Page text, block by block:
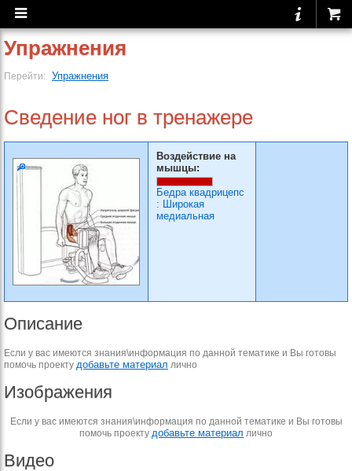
Упражнения
Перейти: Упражнения
Сведение ног в тренажере
Воздействие на
мышцы:
Бедра квадрицепс
: Широкая
медиальная
Описание
Если у вас имеются знания\информация по данной тематике и Вы готовы
помочь проекту добавьте материал лично
Изображения
Если у вас имеются знания\информация по данной тематике и Вы готовы
помочь проекту добавьте материал лично
Видео